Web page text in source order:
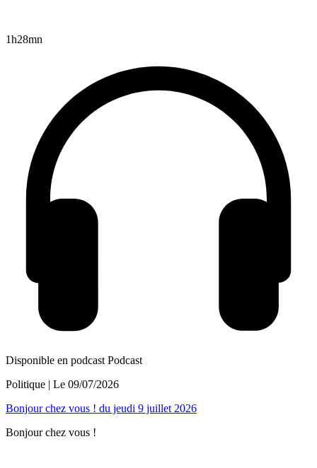
1h28mn
Disponible en podcast Podcast
Politique | Le 09/07/2026
Bonjour chez vous ! du jeudi 9 juillet 2026
Bonjour chez vous !